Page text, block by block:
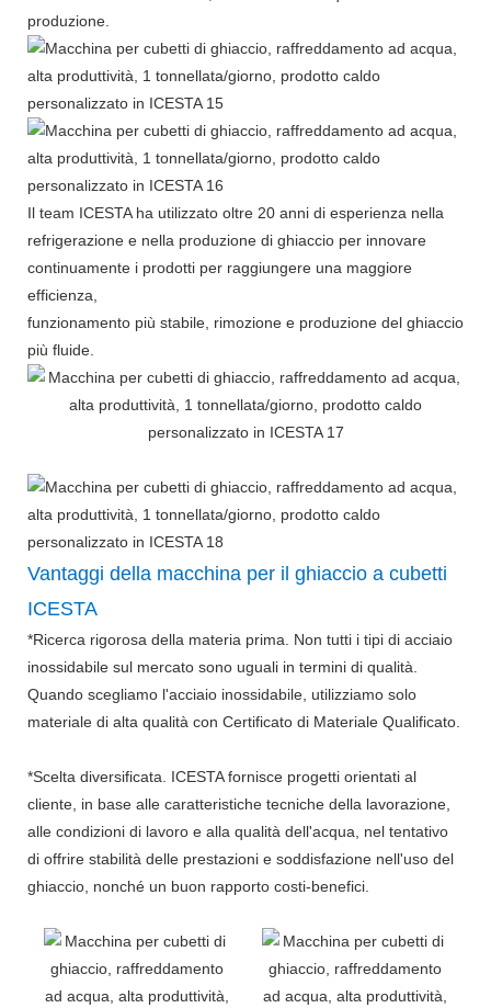
produzione.
Il team ICESTA ha utilizzato oltre 20 anni di esperienza nella
refrigerazione e nella produzione di ghiaccio per innovare
continuamente i prodotti per raggiungere una maggiore
efficienza,
funzionamento più stabile, rimozione e produzione del ghiaccio
più fluide.
Vantaggi della macchina per il ghiaccio a cubetti
ICESTA
*Ricerca rigorosa della materia prima. Non tutti i tipi di acciaio
inossidabile sul mercato sono uguali in termini di qualità.
Quando scegliamo l'acciaio inossidabile, utilizziamo solo
materiale di alta qualità con Certificato di Materiale Qualificato.
*Scelta diversificata. ICESTA fornisce progetti orientati al
cliente, in base alle caratteristiche tecniche della lavorazione,
alle condizioni di lavoro e alla qualità dell'acqua, nel tentativo
di offrire stabilità delle prestazioni e soddisfazione nell'uso del
ghiaccio, nonché un buon rapporto costi-benefici.